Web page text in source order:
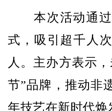
本次活动通过“
式，吸引超千人
人。主办方表示
节”品牌，推动非
年技艺在新时代